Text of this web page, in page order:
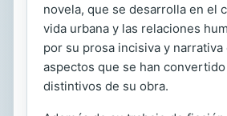
novela, que se desarrolla en el
vida urbana y las relaciones
por su prosa incisiva y
aspectos que se han
distintivos de su obra.